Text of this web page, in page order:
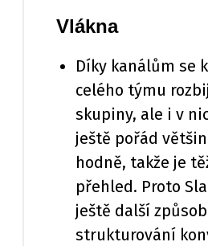
Vlákna
Díky kanálům se
celého týmu
skupiny, ale i v
ještě pořád
hodně, takže je
přehled. Proto
ještě další způsob
strukturování